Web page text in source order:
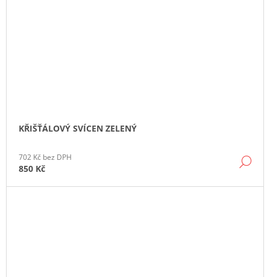
KŘIŠŤÁLOVÝ SVÍCEN ZELENÝ
702 Kč bez DPH
850 Kč